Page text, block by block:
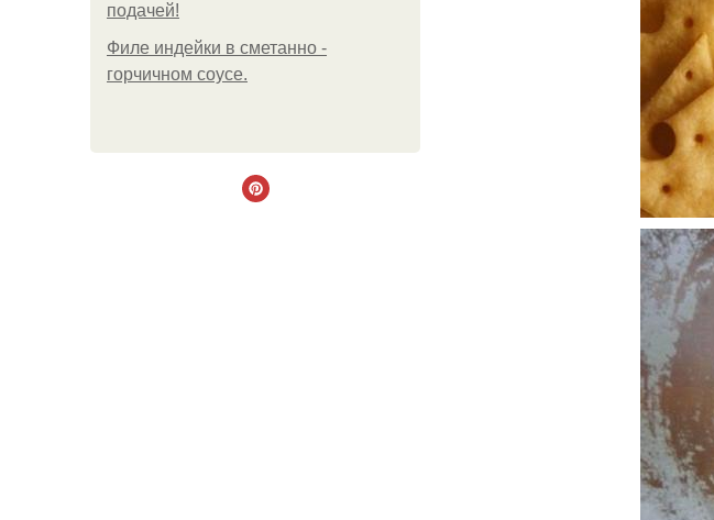
подачей!
Филе индейки в сметанно -
горчичном соусе.